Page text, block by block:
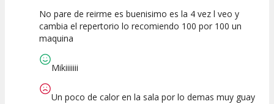
10
Calidad del
10 10
No pare de reirme es buenisimo es la 4 vez l veo y
cambia el repertorio lo recomiendo 100 por 100 un
maquina
Mikiiiiiii
Un poco de calor en la sala por lo demas muy guay